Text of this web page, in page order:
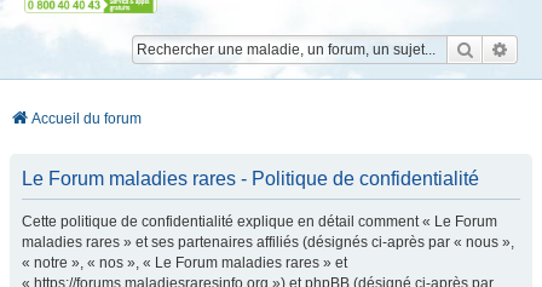
Accueil du forum
Le Forum maladies rares - Politique de confidentialité
Cette politique de confidentialité explique en détail comment « Le Forum
maladies rares » et ses partenaires affiliés (désignés ci-après par « nous »,
« notre », « nos », « Le Forum maladies rares » et
« https://forums.maladiesraresinfo.org ») et phpBB (désigné ci-après par